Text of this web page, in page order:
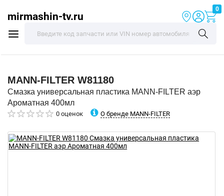
mirmashin-tv.ru
0
MANN-FILTER W81180
Смазка универсальная пластика MANN-FILTER аэр
Ароматная 400мл
0 оценок О бренде MANN-FILTER